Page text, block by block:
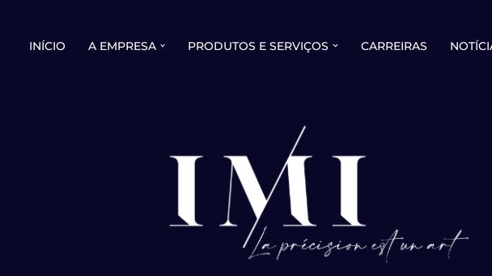
INÍCIO A EMPRESA PRODUTOS E SERVIÇOS CARREIRAS